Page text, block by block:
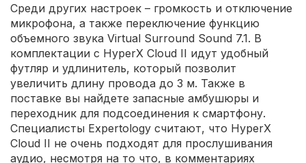
Среди других настроек – громкость и отключение
микрофона, а также переключение функцию
объемного звука Virtual Surround Sound 7.1. В
комплектации с HyperX Cloud II идут удобный
футляр и удлинитель, который позволит
увеличить длину провода до 3 м. Также в
поставке вы найдете запасные амбушюры и
переходник для подсоединения к смартфону.
Специалисты Expertology считают, что HyperX
Cloud II не очень подходят для прослушивания
аудио, несмотря на то что, в комментариях